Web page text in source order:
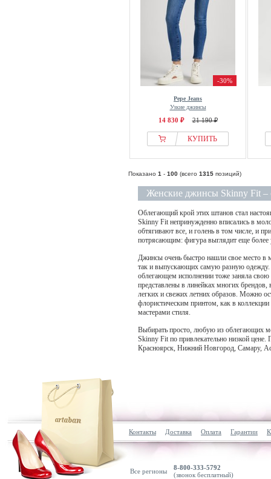
-30%
Pepe Jeans
Узкие джинсы
14 830 ₽ 21 190 ₽
КУПИТЬ
Показано 1 - 100 (всего 1315 позиций)
Женские джинсы Skinny Fit –
Облегающий крой этих штанов стал
Skinny Fit непринужденно вписались в
обтягивают все, и голень в том числе, и
потрясающим: фигура выглядит еще более
Джинсы очень быстро нашли свое место в
так и выпускающих самую разную одежду.
облегающем исполнении тоже заняла
представлены в линейках многих
легких и свежих летних образов. Можно
флористическим принтом, как в
мастерами стиля.
Выбирать просто, любую из облегающих
Skinny Fit по привлекательно низкой цене.
Красноярск, Нижний Новгород, Самару,
Контакты Доставка Оплата Гарантии
Все регионы
8-800-333-5792
(звонок бесплатный)